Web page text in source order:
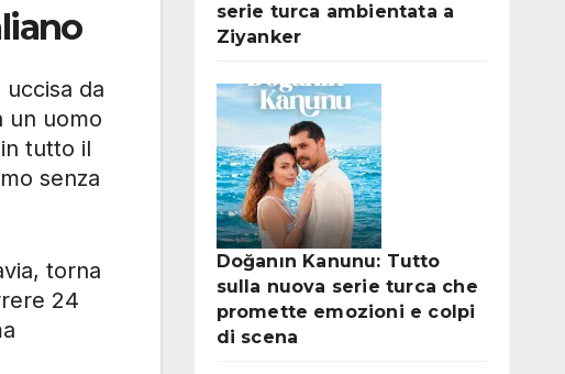
da
un uomo
tutto il
senza
torna
24
serie turca ambientata a
Ziyanker
Doğanın Kanunu: Tutto
sulla nuova serie turca che
promette emozioni e colpi
di scena